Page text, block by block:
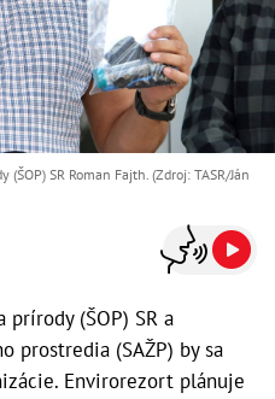
SR Roman Fajth. (Zdroj: TASR/Ján
prírody (ŠOP) SR a
prostredia (SAŽP) by sa
Envirorezort plánuje